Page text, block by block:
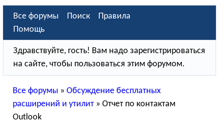
Все форумы Поиск
Правила
Помощь
Здравствуйте, гость! Вам надо зарегистрироваться
на сайте, чтобы пользоваться этим форумом.
Все форумы »Обсуждение бесплатных
расширений и утилит »Отчет по контактам
Outlook